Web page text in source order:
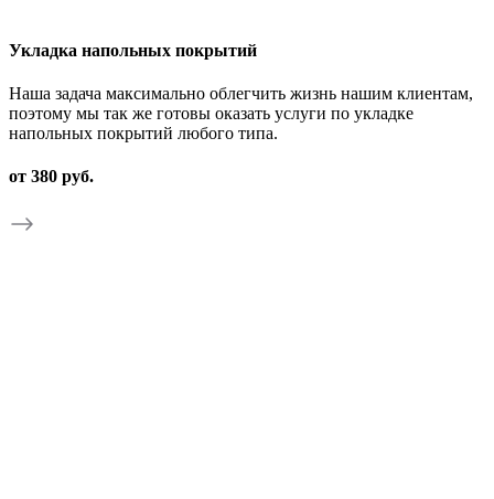
Укладка напольных покрытий
Наша задача максимально облегчить жизнь нашим клиентам,
поэтому мы так же готовы оказать услуги по укладке
напольных покрытий любого типа.
от 380 руб.